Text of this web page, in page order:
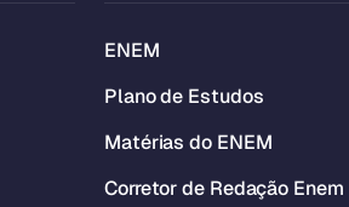
ENEM
Plano de Estudos
Matérias do ENEM
Corretor de Redação Enem